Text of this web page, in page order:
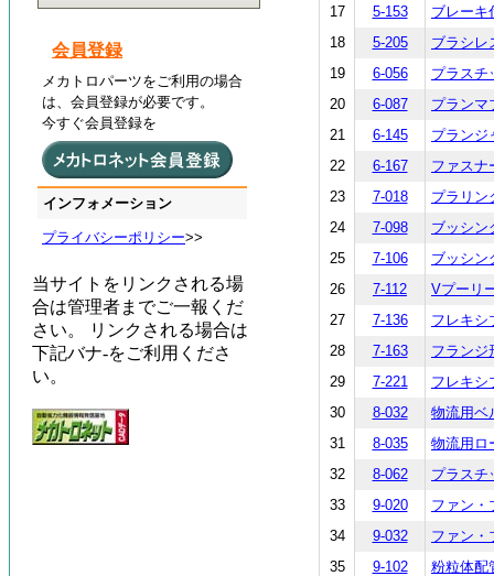
17
5-153
ブレーキ
18
5-205
ブラシレ
19
6-056
プラスチ
20
6-087
プランマ
21
6-145
プランジ
22
6-167
ファスナ
23
7-018
プラリン
24
7-098
ブッシン
25
7-106
ブッシン
26
7-112
Vプーリ
27
7-136
フレキシ
28
7-163
フランジ
29
7-221
フレキシ
30
8-032
物流用ベ
31
8-035
物流用ロ
32
8-062
プラスチ
33
9-020
ファン・
34
9-032
ファン・
35
9-102
粉粒体配
会員登録
メカトロパーツをご利用の場合
は、会員登録が必要です。
今すぐ会員登録を
インフォメーション
プライバシーポリシー>>
当サイトをリンクされる場
合は管理者までご一報くだ
さい。 リンクされる場合は
下記バナ-をご利用くださ
い。